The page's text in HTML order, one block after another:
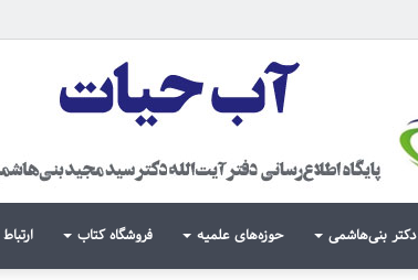
دکتر بنی‌هاشمی حوزه‌های علمیه فروشگاه کتاب